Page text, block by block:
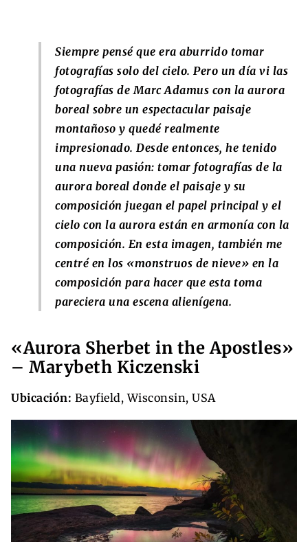
Siempre pensé que era aburrido tomar
fotografías solo del cielo. Pero un día vi las
fotografías de Marc Adamus con la aurora
boreal sobre un espectacular paisaje
montañoso y quedé realmente
impresionado. Desde entonces, he tenido
una nueva pasión: tomar fotografías de la
aurora boreal donde el paisaje y su
composición juegan el papel principal y el
cielo con la aurora están en armonía con la
composición. En esta imagen, también me
centré en los «monstruos de nieve» en la
composición para hacer que esta toma
pareciera una escena alienígena.
«Aurora Sherbet in the Apostles»
– Marybeth Kiczenski
Ubicación: Bayfield, Wisconsin, USA